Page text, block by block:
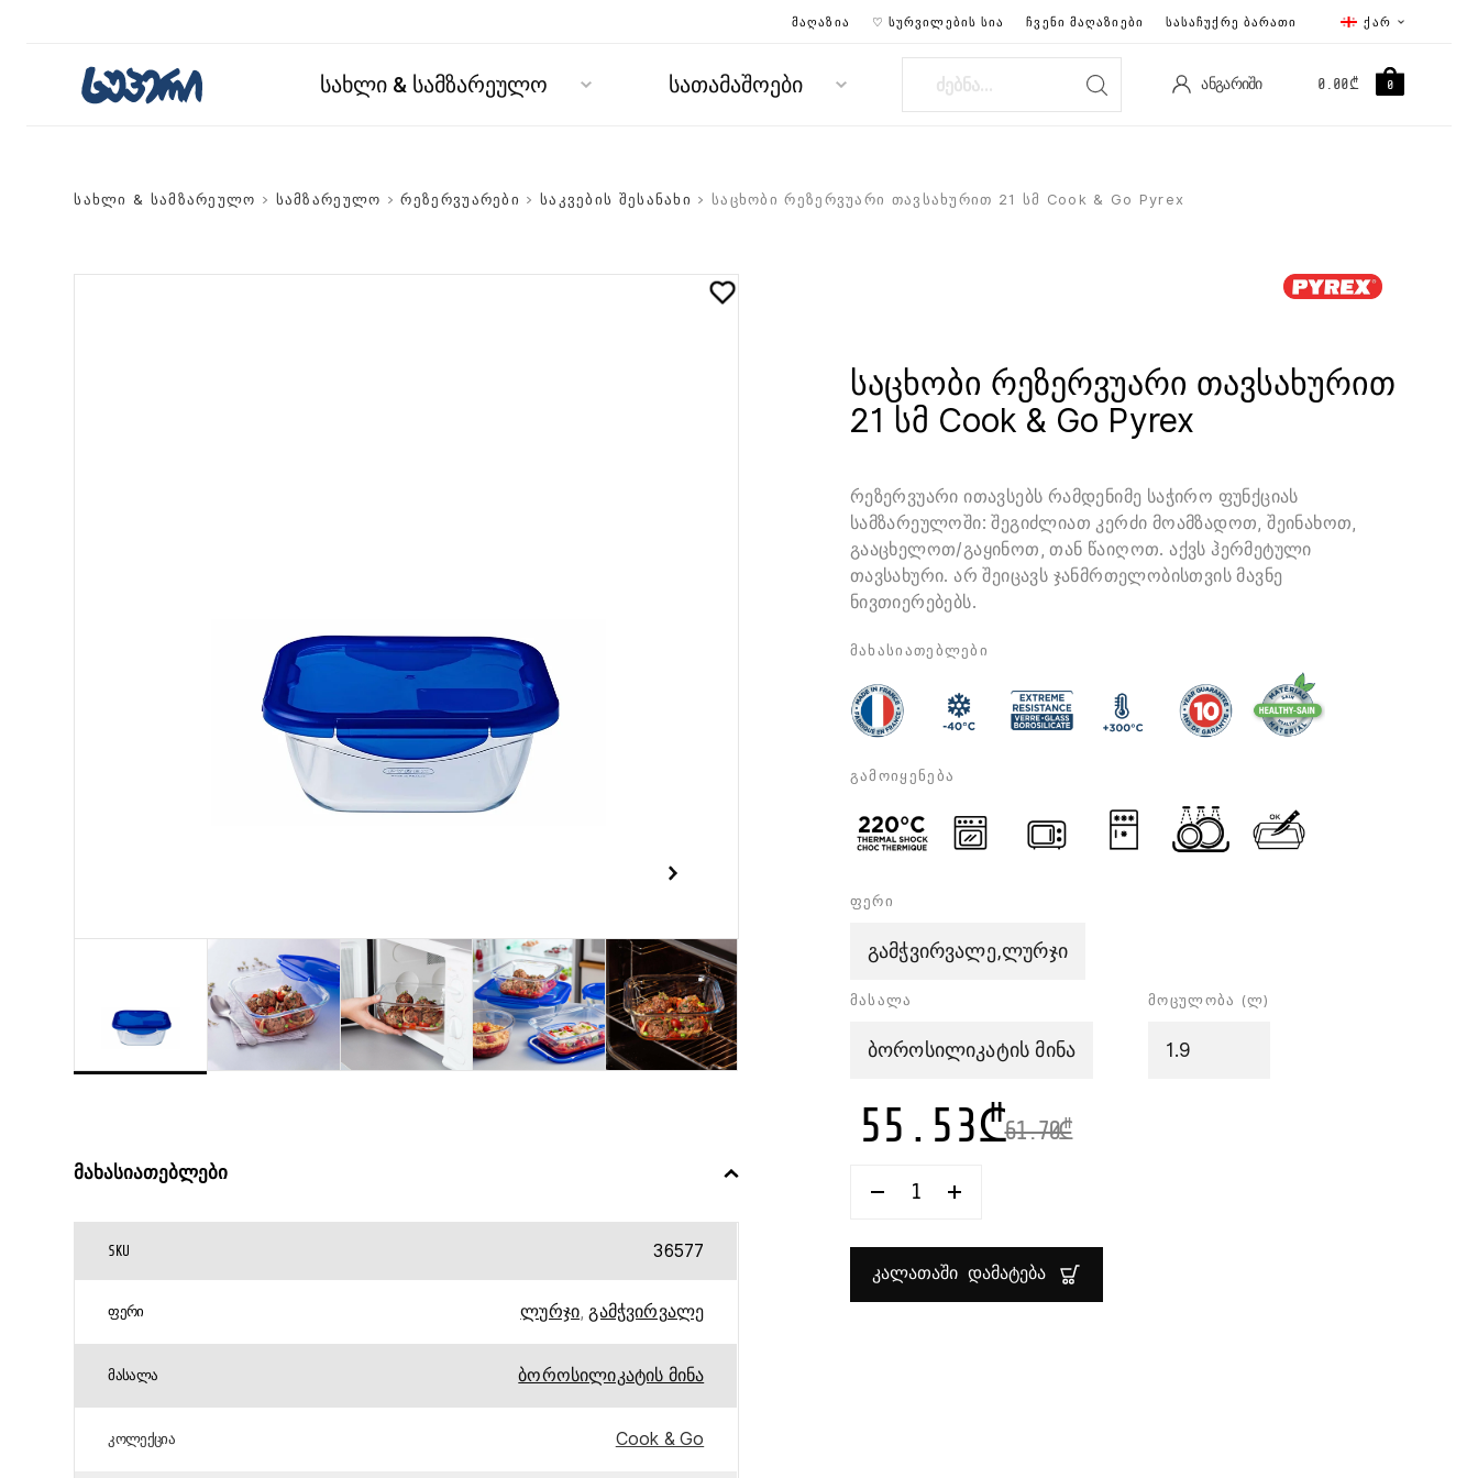
ᲥᲐᲠ
ᲛᲐᲦᲐᲖᲘᲐ ♡ ᲡᲣᲠᲕᲘᲚᲔᲑᲘᲡ ᲡᲘᲐ ᲩᲕᲔᲜᲘ ᲛᲐᲦᲐᲖᲘᲔᲑᲘ ᲡᲐᲡᲐᲩᲣᲥᲠᲔ ᲑᲐᲠᲐᲗᲘ
სახლი & სამზარეულო სათამაშოები ᲐᲜᲒᲐᲠᲘᲨᲘ 0.00₾ 0
სახლი & სამზარეულო > სამზარეულო >რეზერვუარები > საკვების შესანახი > საცხობი რეზერვუარი თავსახურით 21 სმ Cook & Go Pyrex
საცხობი რეზერვუარი თავსახურით
21 სმ Cook & Go Pyrex
რეზერვუარი ითავსებს რამდენიმე საჭირო ფუნქციას
სამზარეულოში: შეგიძლიათ კერძი მოამზადოთ, შეინახოთ,
გააცხელოთ/გაყინოთ, თან წაიღოთ. აქვს ჰერმეტული
თავსახური. არ შეიცავს ჯანმრთელობისთვის მავნე
ნივთიერებებს.
მახასიათებლები
გამოიყენება
ფერი
გამჭვირვალე,ლურჯი
მასალა
ბოროსილიკატის მინა
მოცულობა (ლ)
1.9
61.70₾
55.53₾
ᲠᲐᲝᲓᲔᲜᲝᲑᲐ:
ᲗᲐᲕᲡᲐᲮᲣᲠᲘᲗ
ᲡᲛ
&
ᲙᲐᲚᲐᲗᲐᲨᲘ ᲓᲐᲛᲐᲢᲔᲑᲐ
მახასიათებლები
SKU 36577
ᲤᲔᲠᲘ ლურჯი,გამჭვირვალე
ᲛᲐᲡᲐᲚᲐ ბოროსილიკატის მინა
ᲙᲝᲚᲔᲥᲪᲘᲐ Cook & Go